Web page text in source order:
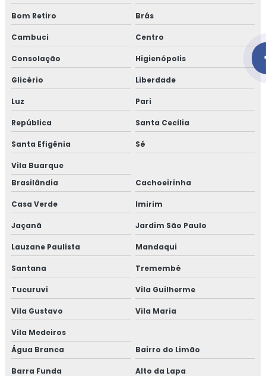
TOPOGRAFIA DE PRECISÃO
TOPOGRAFIA DE TERRENO QUANTO CUSTA
TOPOGRAFIA DE TERRENO VALOR
TOPOGRAFIA DEMARCAÇÃO DE LOTES
TOPOGRAFIA EM SÃO PAULO
TOPOGRAFIA EMPRESA
TOPOGRAFIA MEDIÇÃO DE TERRENO
TOPOGRAFIA PARA USUCAPIÃO
TOPOGRAFIA VALOR
VALOR DE TOPOGRAFIA
VALOR DE TOPOGRAFIA DE TERRENO
VALOR DE UMA EQUIPE DE TOPOGRAFIA
VALOR PROJETO TERRAPLENAGEM
VALOR SERVIÇO DE TOPOGRAFIA
Bom Retiro Brás
Cambuci Centro
Consolação Higienópolis
Glicério Liberdade
Luz Pari
República Santa Cecília
Santa Efigênia Sé
Vila Buarque
Brasilândia
Cachoeirinha
Casa Verde Imirim
Jaçanã Jardim São Paulo
Lauzane Paulista Mandaqui
Santana Tremembé
Tucuruvi Vila Guilherme
Vila Gustavo Vila Maria
Vila Medeiros
Água Branca
Bairro do Limão
Barra Funda Alto da Lapa